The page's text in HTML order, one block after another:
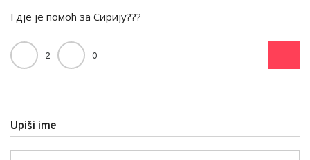
Гдје је помоћ за Сирију???
2 0
Upiši ime